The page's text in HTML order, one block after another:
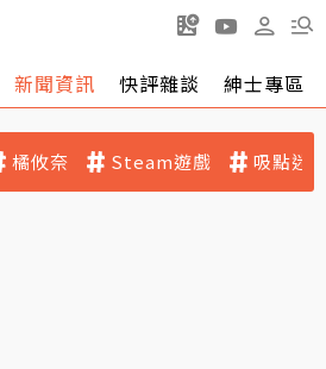
新聞資訊 快評雜談 紳士專區
橘攸奈 Steam遊戲 吸點迷